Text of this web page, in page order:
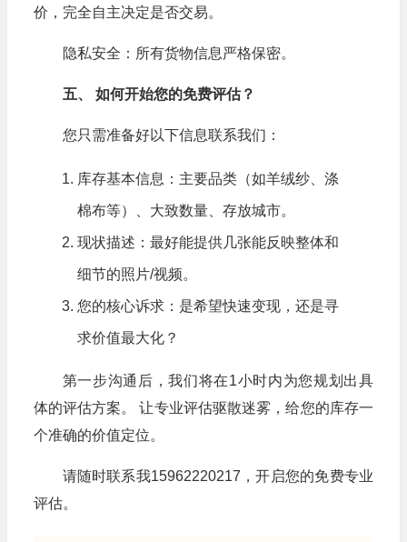
价，完全自主决定是否交易。
隐私安全：所有货物信息严格保密。
五、 如何开始您的免费评估？
您只需准备好以下信息联系我们：
库存基本信息：主要品类（如羊绒纱、涤
棉布等）、大致数量、存放城市。
现状描述：最好能提供几张能反映整体和
细节的照片/视频。
您的核心诉求：是希望快速变现，还是寻
求价值最大化？
第一步沟通后，我们将在1小时内为您规划出具
体的评估方案。 让专业评估驱散迷雾，给您的库存一
个准确的价值定位。
请随时联系我15962220217，开启您的免费专业
评估。